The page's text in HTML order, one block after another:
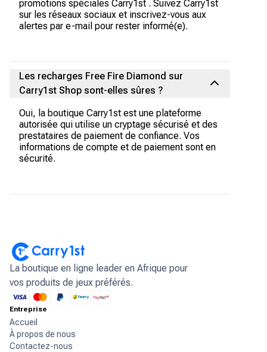
promotions spéciales Carry1st . Suivez Carry1st
sur les réseaux sociaux et inscrivez-vous aux
alertes par e-mail pour rester informé(e).
Les recharges Free Fire Diamond sur
Carry1st Shop sont-elles sûres ?
Oui, la boutique Carry1st est une plateforme
autorisée qui utilise un cryptage sécurisé et des
prestataires de paiement de confiance. Vos
informations de compte et de paiement sont en
sécurité.
La boutique en ligne leader en Afrique pour
vos produits de jeux préférés.
Entreprise
Accueil
À propos de nous
Contactez-nous